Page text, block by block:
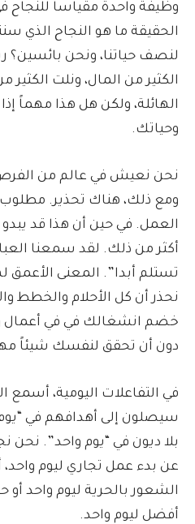
وظيفة واحدة مقياساً
الحقيقة ما هو النجاح الذي
لنصف حياتنا، ونحن
الكثير من المال، ونلت الكثير
الهائلة، ولكن هل هذا مهماً
وحياتك.
نحن نعيش في عالم من
ومع ذلك، هناك تحذير.
العمل. في حين أن هذا قد
أكثر من ذلك. لقد سمعنا
تستلم أبدا”. المعنى الأعمق
نحذر أن كل الأحلام والخطط
خضم انشغالك في في أعمال
دون أن تحقق لنفسك شيئاً
في التفاعلات اليومية، أسمع
سيصلون إلى أهدافهم في
بلا ديون في “يوم واحد”. نحن
عن بدء عمل تجاري ليوم واحد،
الشعور بالحرية ليوم واحد
أفضل ليوم واحد.